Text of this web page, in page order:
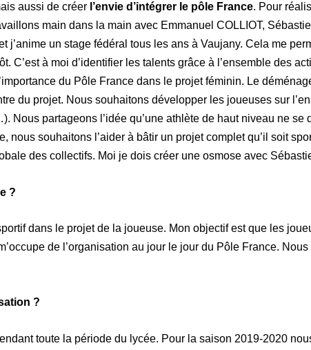
aussi de créer l’envie d’intégrer le pôle France. Pour
main dans la main avec Emmanuel COLLIOT,
un stage fédéral tous les ans à Vaujany. Cela me
C’est à moi d’identifier les talents grâce à l’ensemble des
du Pôle France dans le projet féminin. Le
du projet. Nous souhaitons développer les joueuses sur
partageons l’idée qu’une athlète de haut niveau ne se
souhaitons l’aider à bâtir un projet complet qu’il soit
des collectifs. Moi je dois créer une osmose avec
?
dans le projet de la joueuse. Mon objectif est que les
de l’organisation au jour le jour du Pôle France.
?
toute la période du lycée. Pour la saison 2019-2020